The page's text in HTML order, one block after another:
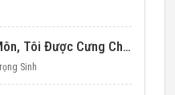
Thay Chị Vào Hào Môn, Tôi Được Cưng Chiều Hết Mực (Thập Niên 90)
Sinh